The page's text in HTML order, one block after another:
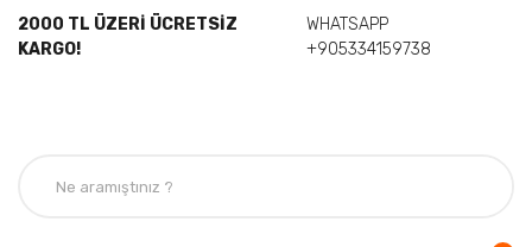
2000 TL ÜZERİ ÜCRETSİZ
KARGO!
WHATSAPP
+905334159738